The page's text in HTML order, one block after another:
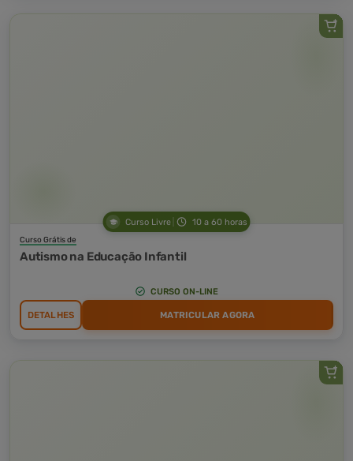
Curso Livre 10 a 60 horas
Curso Grátis de
Autismo na Educação Infantil
CURSO ON-LINE
DETALHES MATRICULAR AGORA